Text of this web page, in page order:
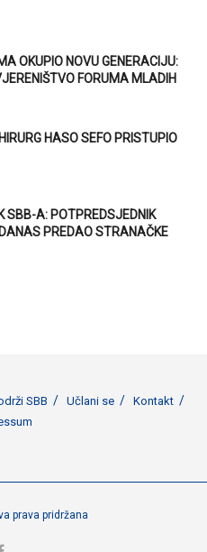
OKUPIO NOVU GENERACIJU:
FORUMA MLADIH
HASO SEFO PRISTUPIO
SBB-A: POTPREDSJEDNIK
PREDAO STRANAČKE
SBB Učlani se
Kontakt
prava pridržana